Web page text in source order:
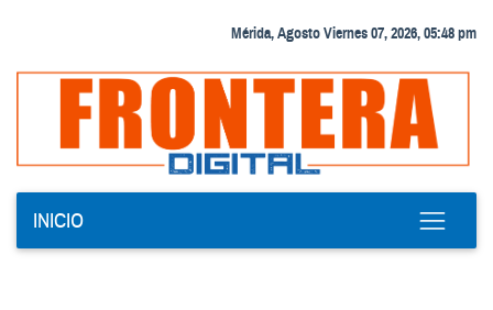
Mérida, Agosto Viernes 07, 2026, 05:48 pm
INICIO